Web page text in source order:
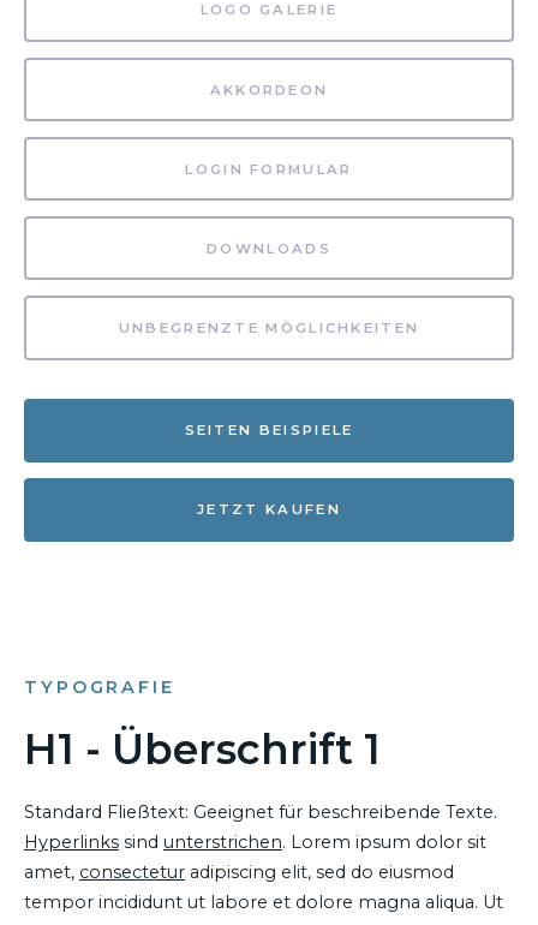
LOGO GALERIE
AKKORDEON
LOGIN FORMULAR
DOWNLOADS
UNBEGRENZTE MÖGLICHKEITEN
SEITEN BEISPIELE
JETZT KAUFEN
TYPOGRAFIE
H1 - Überschrift 1
Standard Fließtext: Geeignet für beschreibende Texte.
Hyperlinks sind unterstrichen. Lorem ipsum dolor sit
amet, consectetur adipiscing elit, sed do eiusmod
tempor incididunt ut labore et dolore magna aliqua. Ut